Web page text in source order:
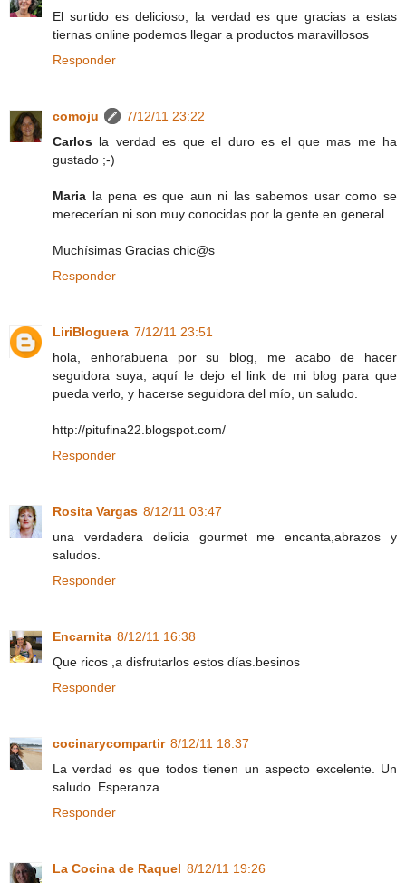
El surtido es delicioso, la verdad es que gracias a estas
tiernas online podemos llegar a productos maravillosos
Responder
comoju
7/12/11 23:22
Carlos la verdad es que el duro es el que mas me ha
gustado ;-)
Maria la pena es que aun ni las sabemos usar como se
merecerían ni son muy conocidas por la gente en general
Muchísimas Gracias chic@s
Responder
LiriBloguera 7/12/11 23:51
hola, enhorabuena por su blog, me acabo de hacer
seguidora suya; aquí le dejo el link de mi blog para que
pueda verlo, y hacerse seguidora del mío, un saludo.
http://pitufina22.blogspot.com/
Responder
Rosita Vargas 8/12/11 03:47
una verdadera delicia gourmet me encanta,abrazos y
saludos.
Responder
Encarnita 8/12/11 16:38
Que ricos ,a disfrutarlos estos días.besinos
Responder
cocinarycompartir 8/12/11 18:37
La verdad es que todos tienen un aspecto excelente. Un
saludo. Esperanza.
Responder
La Cocina de Raquel 8/12/11 19:26